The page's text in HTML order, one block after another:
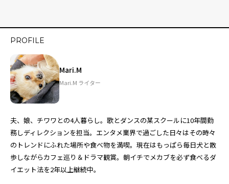
PROFILE
Mari.M
Mari.M ライター
夫、娘、チワワとの4人暮らし。歌とダンスの某スクールに10年間勤
務しディレクションを担当。エンタメ業界で過ごした日々はその時々
のトレンドにふれた場所や食べ物を満喫。現在はもっぱら毎日犬と散
歩しながらカフェ巡り＆ドラマ観賞。朝イチでメカブを必ず食べるダ
イエット法を2年以上継続中。